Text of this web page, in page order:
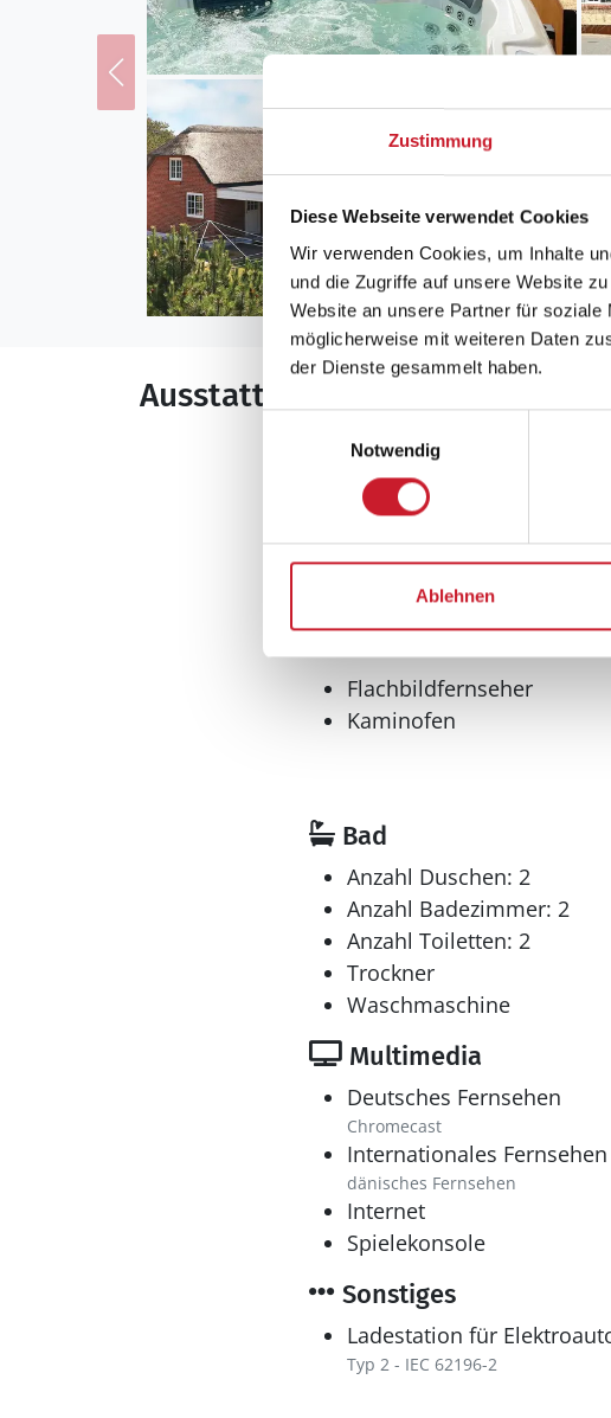
Zustimmung
Diese Webseite verwendet Cookies
Wir verwenden Cookies, um Inhalte
und die Zugriffe auf unsere Website
Website an unsere Partner für soziale
möglicherweise mit weiteren Daten
der Dienste gesammelt haben.
Notwendig
Ablehnen
Ausstattung
Allgemeines
Baujahr: 1937
Renovierung: 2024
Wohnfläche: 150 m²
Flachbildfernseher
Kaminofen
Bad
Anzahl Duschen: 2
Anzahl Badezimmer: 2
Anzahl Toiletten: 2
Trockner
Waschmaschine
Multimedia
Deutsches Fernsehen
Chromecast
Internationales Fernsehen
dänisches Fernsehen
Internet
Spielekonsole
Sonstiges
Ladestation für
Typ 2 - IEC 62196-2